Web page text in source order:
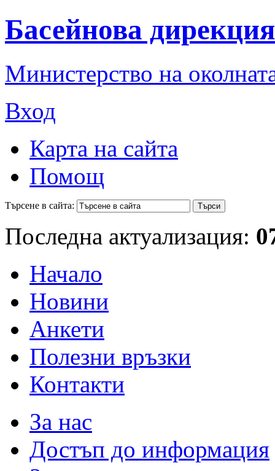
Басейнова
Министерство на
Вход
Карта на сайта
Помощ
Търсене в сайта:
Последна актуализация:
Начало
Новини
Анкети
Полезни връзки
Контакти
За нас
Достъп до информация